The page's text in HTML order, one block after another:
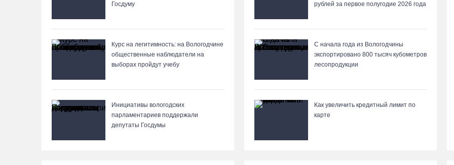
Госдуму
Курс на легитимность: на Вологодчине
общественные наблюдатели на
выборах пройдут учебу
Инициативы вологодских
парламентариев поддержали
депутаты Госдумы
рублей за первое полугодие 2026 года
С начала года из Вологодчины
экспортировано 800 тысяч кубометров
лесопродукции
Как увеличить кредитный лимит по
карте